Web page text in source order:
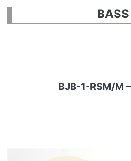
BASS
BJB-1-RSM/M